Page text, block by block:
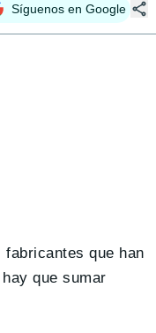
Síguenos en Google
que han
que sumar